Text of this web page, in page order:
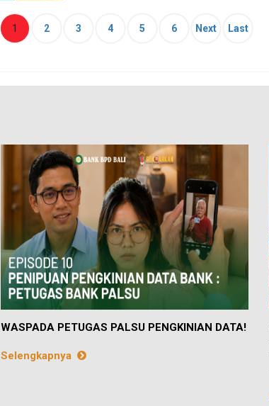
1 (current)
2 3 4 5 6 Next Last
WASPADA PETUGAS PALSU PENGKINIAN DATA!
Selengkapnya